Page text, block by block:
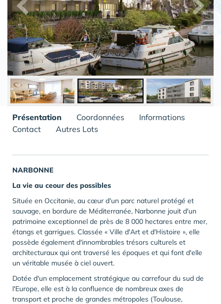
Présentation Coordonnées
Informations
Contact
Autres Lots
NARBONNE
La vie au ceour des possibles
Située en Occitanie, au cœur d'un parc naturel protégé et
sauvage, en bordure de Méditerranée, Narbonne jouit d'un
patrimoine exceptionnel de près de 8 000 hectares entre mer,
étangs et garrigues. Classée « Ville d'Art et d'Histoire », elle
possède également d'innombrables trésors culturels et
architecturaux qui ont traversé les époques et qui font d'elle
un véritable musée à ciel ouvert.
Dotée d'un emplacement stratégique au carrefour du sud de
l'Europe, elle est à la confluence de nombreux axes de
transport et proche de grandes métropoles (Toulouse,